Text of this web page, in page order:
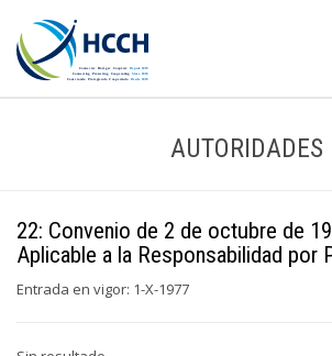
AUTORIDADES
22: Convenio de 2 de octubre de
Aplicable a la Responsabilidad por
Entrada en vigor: 1-X-1977